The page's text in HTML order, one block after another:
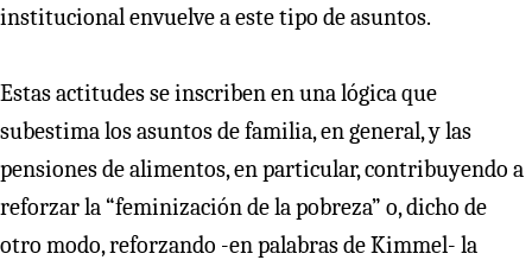
institucional envuelve a este tipo de asuntos.
Estas actitudes se inscriben en una lógica que
subestima los asuntos de familia, en general, y las
pensiones de alimentos, en particular, contribuyendo a
reforzar la “feminización de la pobreza” o, dicho de
otro modo, reforzando -en palabras de Kimmel- la